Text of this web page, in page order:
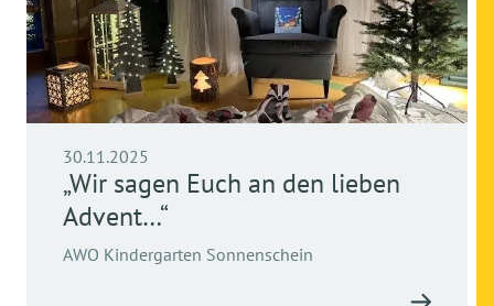
30.11.2025
„Wir sagen Euch an den lieben
Advent…“
AWO Kindergarten Sonnenschein